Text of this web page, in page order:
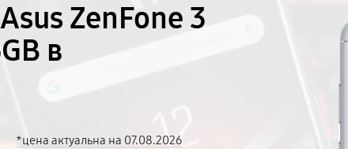
ZenFone 3
в
*цена актуальна на 07.08.2026